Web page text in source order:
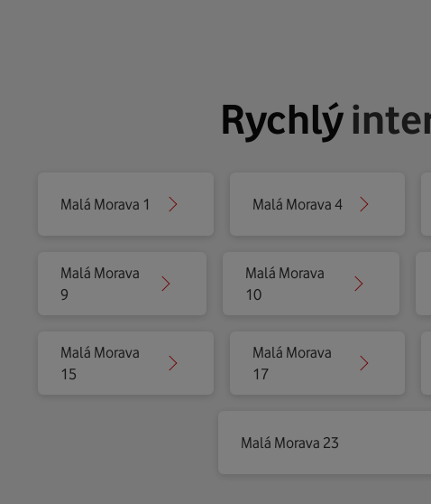
Rychlý
Malá Morava 1 Malá Morava 4
Malá Morava
9
Malá Morava
10
Malá Morava
15
Malá Morava
17
Malá Morava 23